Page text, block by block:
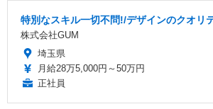
特別なスキル一切不問!/デザインのクオリ
株式会社GUM
埼玉県
月給28万5,000円～50万円
正社員